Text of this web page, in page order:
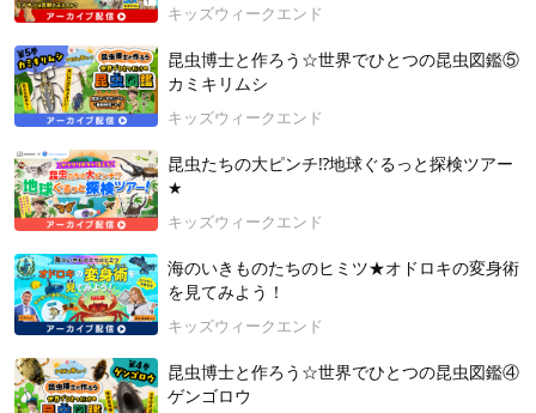
【協力・出演：ムシムシランド（福島県田村市）】
1000匹を超えるカブトムシを見たり触わったりすることができ
るカブトムシドームと、100種類を超える標本や外国の生きた
カブクワ、田村市に生息する昆虫を観察でき、オリジナル商品
も購入できる昆虫館があります。コンセプトは、「触れ合
い」。来場いただいた方々に、常駐スタッフが昆虫の飼い方か
ら生態までを説明するだけでなく、展示昆虫や生きているカブ
トムシなどと直接触れ合える時間を提供しています。
mushimushiland.com/
2025年8月2日開催
キッズウィークエンド
昆虫博士と作ろう☆世界でひとつの昆虫図鑑⑤
カミキリムシ
キッズウィークエンド
昆虫たちの大ピンチ⁉地球ぐるっと探検ツアー
★
キッズウィークエンド
海のいきものたちのヒミツ★オドロキの変身術
を見てみよう！
キッズウィークエンド
昆虫博士と作ろう☆世界でひとつの昆虫図鑑④
ゲンゴロウ